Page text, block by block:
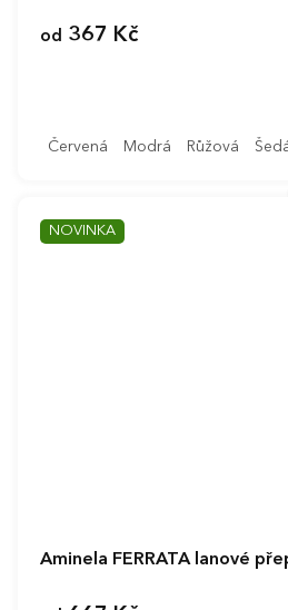
od 367 Kč
Červená Modrá Růžová
NOVINKA
Aminela FERRATA lanové